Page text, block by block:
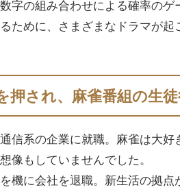
字の組み合わせによる確率の
ために、さまざまなドラマが
押され、麻雀番組の生徒
信系の企業に就職。麻雀は大
像もしていませんでした。
機に会社を退職。新生活の拠